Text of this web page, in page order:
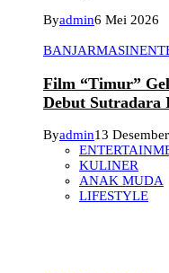
Byadmin6 Mei 2026
BANJARMASIN
Film “Timur”
Debut Sutradara
Byadmin13
KULINER
ANAK MUDA
LIFESTYLE